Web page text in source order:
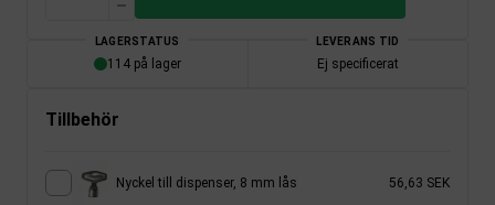
LAGERSTATUS
114 på lager
LEVERANS TID
Ej specificerat
Tillbehör
Nyckel till dispenser, 8 mm lås 56,63 SEK